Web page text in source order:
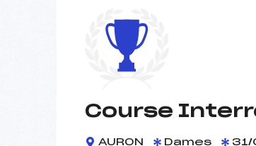
Course
AURON Dames 31/